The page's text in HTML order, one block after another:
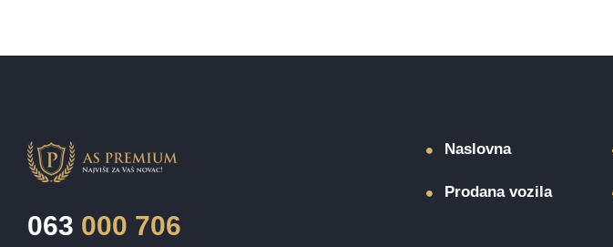
063 000 706
Naslovna
Prodana vozila